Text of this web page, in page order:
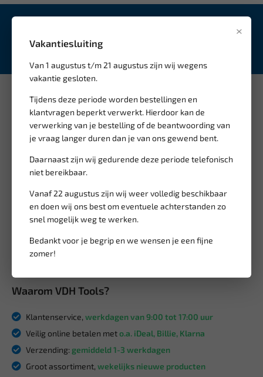
×
Vakantiesluiting
Van 1 augustus t/m 21 augustus zijn wij wegens
vakantie gesloten.
Tijdens deze periode worden bestellingen en
klantvragen beperkt verwerkt. Hierdoor kan de
verwerking van je bestelling of de beantwoording van
je vraag langer duren dan je van ons gewend bent.
Daarnaast zijn wij gedurende deze periode telefonisch
niet bereikbaar.
Vanaf 22 augustus zijn wij weer volledig beschikbaar
en doen wij ons best om eventuele achterstanden zo
snel mogelijk weg te werken.
Bedankt voor je begrip en we wensen je een fijne
zomer!
Informatie
Over ons
Retourneren
Betaalmethodes
Privacybeleid
Garantie en klachten
Waarom VDH Tools?
Klantenservice, werkdagen van 9:00 tot 17:00 uur
Veilig online betalen meto.a. iDeal, Billie, Klarna
Verzending: gemiddeld 1-3 werkdagen
Groot assortiment, wekelijks nieuwe producten